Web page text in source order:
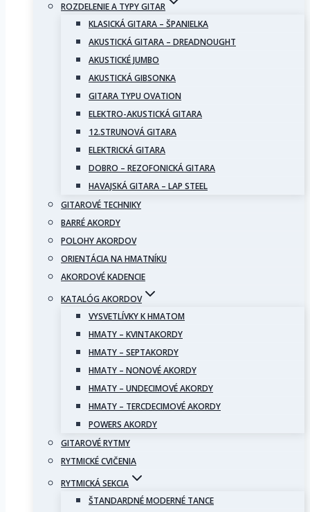
ROZDELENIE A TYPY GITAR
KLASICKÁ GITARA – ŠPANIELKA
AKUSTICKÁ GITARA – DREADNOUGHT
AKUSTICKÉ JUMBO
AKUSTICKÁ GIBSONKA
GITARA TYPU OVATION
ELEKTRO-AKUSTICKÁ GITARA
12.STRUNOVÁ GITARA
ELEKTRICKÁ GITARA
DOBRO – REZOFONICKÁ GITARA
HAVAJSKÁ GITARA – LAP STEEL
GITAROVÉ TECHNIKY
BARRÉ AKORDY
POLOHY AKORDOV
ORIENTÁCIA NA HMATNÍKU
AKORDOVÉ KADENCIE
KATALÓG AKORDOV
VYSVETLÍVKY K HMATOM
HMATY – KVINTAKORDY
HMATY – SEPTAKORDY
HMATY – NONOVÉ AKORDY
HMATY – UNDECIMOVÉ AKORDY
HMATY – TERCDECIMOVÉ AKORDY
POWERS AKORDY
GITAROVÉ RYTMY
RYTMICKÉ CVIČENIA
RYTMICKÁ SEKCIA
ŠTANDARDNÉ MODERNÉ TANCE